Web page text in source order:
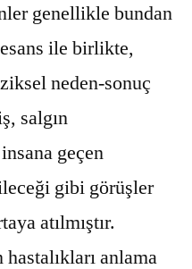
genellikle bundan
ile birlikte,
neden-sonuç
salgın
geçen
gibi görüşler
atılmıştır.
anlama